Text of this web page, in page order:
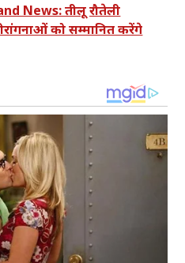
News: तीलू रौतेली
को सम्मानित करेंगे